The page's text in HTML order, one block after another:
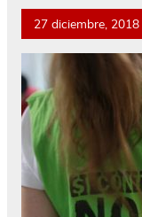
27 diciembre, 2018